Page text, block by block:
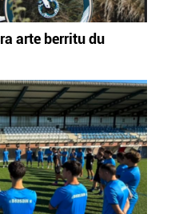
arte berritu du